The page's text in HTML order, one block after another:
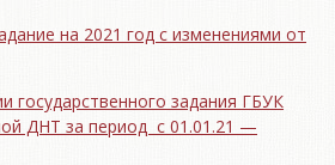
на 2021 год с изменениями от
государственного задания ГБУК
ДНТ за период с 01.01.21 —